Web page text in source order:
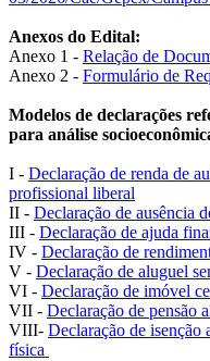
Anexos do Edital:
Anexo 1 - Relação de
Anexo 2 - Formulário de
Modelos de declarações
para análise
I - Declaração de renda de
profissional liberal
II - Declaração de ausência
III - Declaração de ajuda
IV - Declaração de
V - Declaração de aluguel
VI - Declaração de imóvel
VII - Declaração de pensão
VIII- Declaração de isenção
física